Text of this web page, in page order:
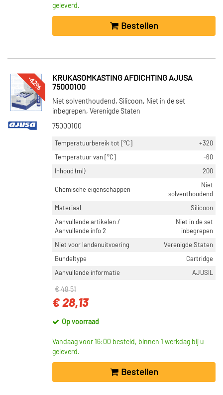
Uitlaatgasturbo (291)
Geregelde tweetraps oplading (3)
Turbolader/Compressor (1)
Toon meer
VOORRAAD
Niet op voorraad (43652)
Op voorraad (7331)
geleverd.
Bestellen
-42%
KRUKASOMKASTING AFDICHTING AJUSA
75000100
Niet solventhoudend, Silicoon, Niet in de set
inbegrepen, Verenigde Staten
75000100
Temperatuurbereik tot [°C]
+320
Temperatuur van [°C]
-60
Inhoud (ml)
200
Chemische eigenschappen
Niet
solventhoudend
Materiaal
Silicoon
Aanvullende artikelen /
Aanvullende info 2
Niet in de set
inbegrepen
Niet voor landenuitvoering
Verenigde Staten
Bundeltype
Cartridge
Aanvullende informatie
AJUSIL
€ 48,51
€ 28,13
Op voorraad
Vandaag voor 16:00 besteld, binnen 1 werkdag bij u
geleverd.
Bestellen